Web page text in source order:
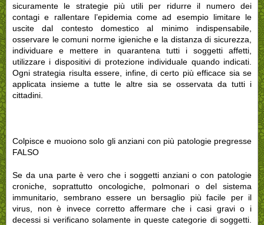
sicuramente le strategie più utili per ridurre il numero dei
contagi e rallentare l’epidemia come ad esempio limitare le
uscite dal contesto domestico al minimo indispensabile,
osservare le comuni norme igieniche e la distanza di sicurezza,
individuare e mettere in quarantena tutti i soggetti affetti,
utilizzare i dispositivi di protezione individuale quando indicati.
Ogni strategia risulta essere, infine, di certo più efficace sia se
applicata insieme a tutte le altre sia se osservata da tutti i
cittadini.
Colpisce e muoiono solo gli anziani con più patologie pregresse
FALSO
Se da una parte è vero che i soggetti anziani o con patologie
croniche, soprattutto oncologiche, polmonari o del sistema
immunitario, sembrano essere un bersaglio più facile per il
virus, non è invece corretto affermare che i casi gravi o i
decessi si verificano solamente in queste categorie di soggetti.